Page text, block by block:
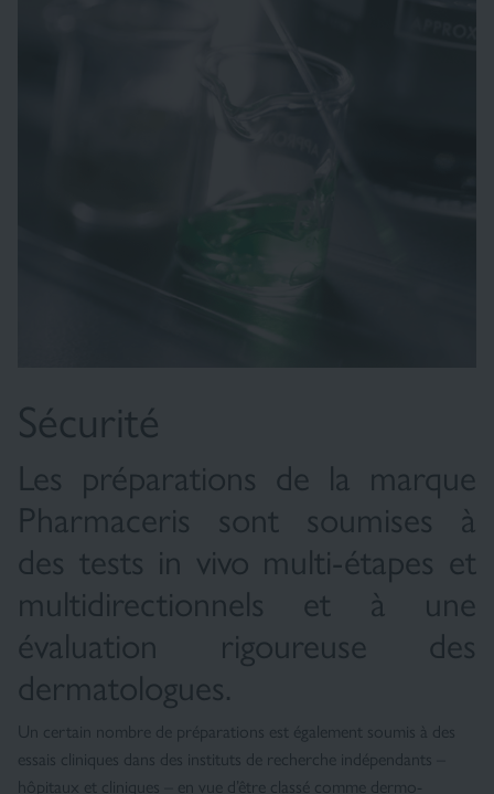
Sécurité
Les préparations de la marque
Pharmaceris sont soumises à
des tests in vivo multi-étapes et
multidirectionnels et à une
évaluation rigoureuse des
dermatologues.
Un certain nombre de préparations est également soumis à des
essais cliniques dans des instituts de recherche indépendants –
hôpitaux et cliniques – en vue d’être classé comme dermo-